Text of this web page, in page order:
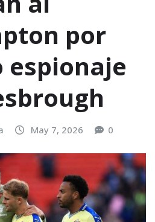
por
espionaje
May 7, 2026 0